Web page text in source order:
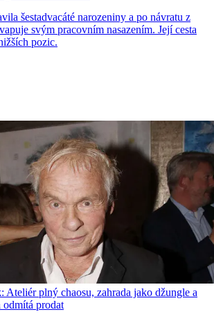
šestadvacáté narozeniny a po návratu z
svým pracovním nasazením. Její cesta
pozic.
Ateliér plný chaosu, zahrada jako džungle a
odmítá prodat